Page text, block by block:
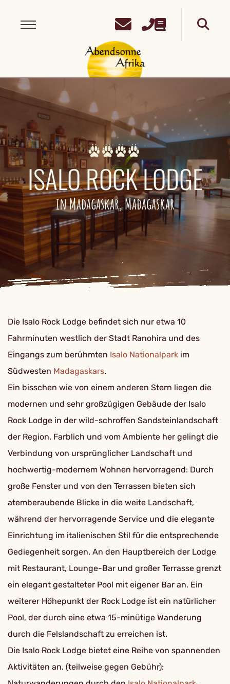
ISALO ROCK LODGE
in Madagaskar, Madagaskar
Die Isalo Rock Lodge befindet sich nur etwa 10
Fahrminuten westlich der Stadt Ranohira und des
Eingangs zum berühmten Isalo Nationalpark im
Südwesten Madagaskars.
Ein bisschen wie von einem anderen Stern liegen die
modernen und sehr großzügigen Gebäude der Isalo
Rock Lodge in der wild-schroffen Sandsteinlandschaft
der Region. Farblich und vom Ambiente her gelingt die
Verbindung von ursprünglicher Landschaft und
hochwertig-modernem Wohnen hervorragend: Durch
große Fenster und von den Terrassen bieten sich
atemberaubende Blicke in die weite Landschaft,
während der hervorragende Service und die elegante
Einrichtung im italienischen Stil für die entsprechende
Gediegenheit sorgen. An den Hauptbereich der Lodge
mit Restaurant, Lounge-Bar und großer Terrasse grenzt
ein elegant gestalteter Pool mit eigener Bar an. Ein
weiterer Höhepunkt der Rock Lodge ist ein natürlicher
Pool, der durch eine etwa 15-minütige Wanderung
durch die Felslandschaft zu erreichen ist.
Die Isalo Rock Lodge bietet eine Reihe von spannenden
Aktivitäten an. (teilweise gegen Gebühr):